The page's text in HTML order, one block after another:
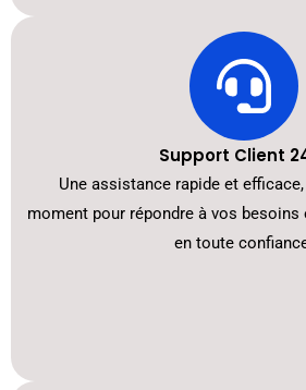
Support Client
Une assistance rapide et
moment pour répondre à vos
en toute